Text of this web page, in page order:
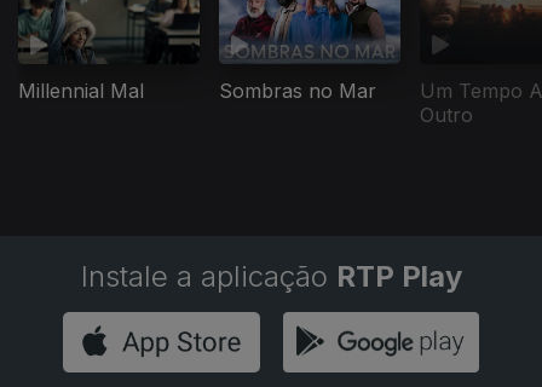
Millennial Mal Sombras no Mar
Um Tempo
Outro
Instale a aplicação RTP Play